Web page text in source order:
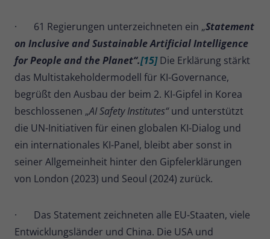
· 61 Regierungen unterzeichneten ein „Statement
on Inclusive and Sustainable Artificial Intelligence
for People and the Planet“.[15]Die Erklärung stärkt
das Multistakeholdermodell für KI-Governance,
begrüßt den Ausbau der beim 2. KI-Gipfel in Korea
beschlossenen „AI Safety Institutes“und unterstützt
die UN-Initiativen für einen globalen KI-Dialog und
ein internationales KI-Panel, bleibt aber sonst in
seiner Allgemeinheit hinter den Gipfelerklärungen
von London (2023) und Seoul (2024) zurück.
· Das Statement zeichneten alle EU-Staaten, viele
Entwicklungsländer und China. Die USA und